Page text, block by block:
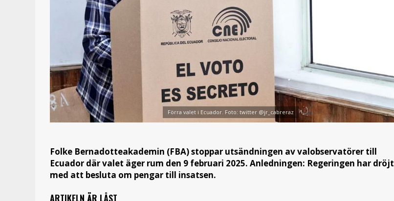
Förra valet i Ecuador. Foto: twitter @jr_cabreraz
Folke Bernadotteakademin (FBA) stoppar utsändningen av valobservatörer till
Ecuador där valet äger rum den 9 februari 2025. Anledningen: Regeringen har dröjt
med att besluta om pengar till insatsen.
ARTIKELN ÄR LÅST